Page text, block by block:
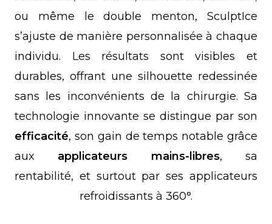
ou même le double menton, SculptIce
s’ajuste de manière personnalisée à chaque
individu. Les résultats sont visibles et
durables, offrant une silhouette redessinée
sans les inconvénients de la chirurgie. Sa
technologie innovante se distingue par son
efficacité, son gain de temps notable grâce
aux applicateurs mains-libres, sa
rentabilité, et surtout par ses applicateurs
refroidissants à 360°.